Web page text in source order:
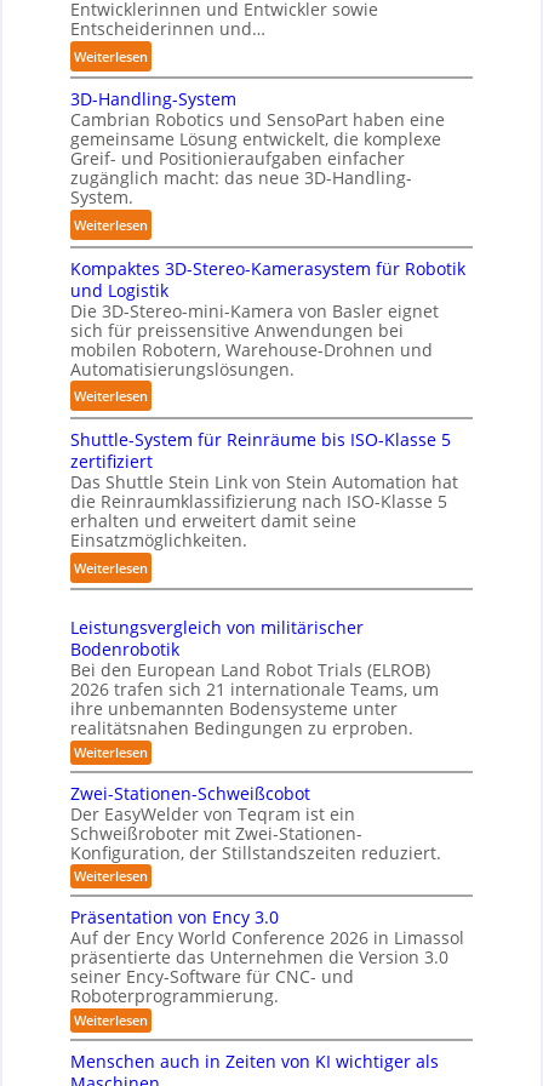
o
l
y
m
e
r
a
g
e
r
f
ü
r
T
a
u
c
o
b
o
t
e
r
Entwicklerinnen und Entwickler sowie
Entscheiderinnen und…
Weiterlesen:
A
u
t
o
m
t
i
s
i
e
r
u
n
g
s
t
r
e
f
f
2
0
6
3D-Handling-System
Cambrian Robotics und SensoPart haben eine
gemeinsame Lösung entwickelt, die komplexe
Greif- und Positionieraufgaben einfacher
zugänglich macht: das neue 3D-Handling-
System.
Weiterlesen:
3
D
-
H
a
n
d
l
n
g
-
S
y
s
t
m
Kompaktes 3D-Stereo-Kamerasystem für Robotik
und Logistik
Die 3D-Stereo-mini-Kamera von Basler eignet
sich für preissensitive Anwendungen bei
mobilen Robotern, Warehouse-Drohnen und
Automatisierungslösungen.
Weiterlesen:
K
o
m
p
a
k
t
e
3
D
-
S
t
e
r
e
o
-
K
a
m
e
r
a
s
y
s
t
Shuttle-System für Reinräume bis ISO-Klasse 5
zertifiziert
Das Shuttle Stein Link von Stein Automation hat
die Reinraumklassifizierung nach ISO-Klasse 5
erhalten und erweitert damit seine
Einsatzmöglichkeiten.
Weiterlesen:
S
u
t
t
l
e
-
S
y
s
t
e
m
f
ü
r
R
e
i
r
Leistungsvergleich von militärischer
Bodenrobotik
Bei den European Land Robot Trials (ELROB)
2026 trafen sich 21 internationale Teams, um
ihre unbemannten Bodensysteme unter
realitätsnahen Bedingungen zu erproben.
Weiterlesen:
L
e
i
s
t
u
n
g
v
e
r
g
l
e
i
c
h
v
Zwei-Stationen-Schweißcobot
Der EasyWelder von Teqram ist ein
Schweißroboter mit Zwei-Stationen-
Konfiguration, der Stillstandszeiten reduziert.
Weiterlesen:
Z
w
e
i
-
S
t
a
t
i
o
n
Präsentation von Ency 3.0
Auf der Ency World Conference 2026 in Limassol
präsentierte das Unternehmen die Version 3.0
seiner Ency-Software für CNC- und
Roboterprogrammierung.
Weiterlesen:
P
ä
Menschen auch in Zeiten von KI wichtiger als